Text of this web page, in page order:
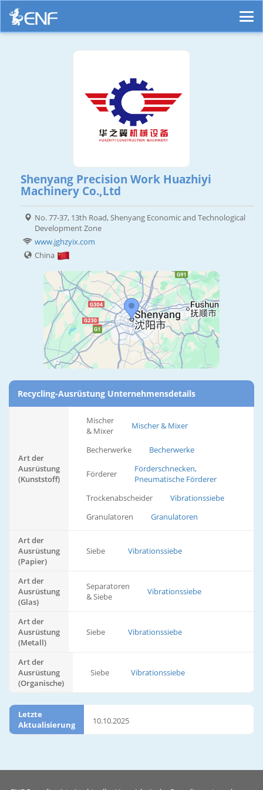
Shenyang Precision Work Huazhiyi
Machinery Co.,Ltd
No. 77-37, 13th Road, Shenyang Economic and Technological
Development Zone
www.jghzyix.com
China
Recycling-Ausrüstung Unternehmensdetails
Art der
Ausrüstung
(Kunststoff)
Mischer
& Mixer
Mischer & Mixer
Becherwerke Becherwerke
Förderer
Förderschnecken,
Pneumatische Förderer
Trockenabscheider
Vibrationssiebe
Granulatoren
Granulatoren
Art der
Ausrüstung
(Papier)
Siebe Vibrationssiebe
Art der
Ausrüstung
(Glas)
Separatoren
& Siebe
Vibrationssiebe
Art der
Ausrüstung
(Metall)
Siebe Vibrationssiebe
Art der
Ausrüstung
(Organische)
Siebe Vibrationssiebe
Letzte
Aktualisierung
10.10.2025